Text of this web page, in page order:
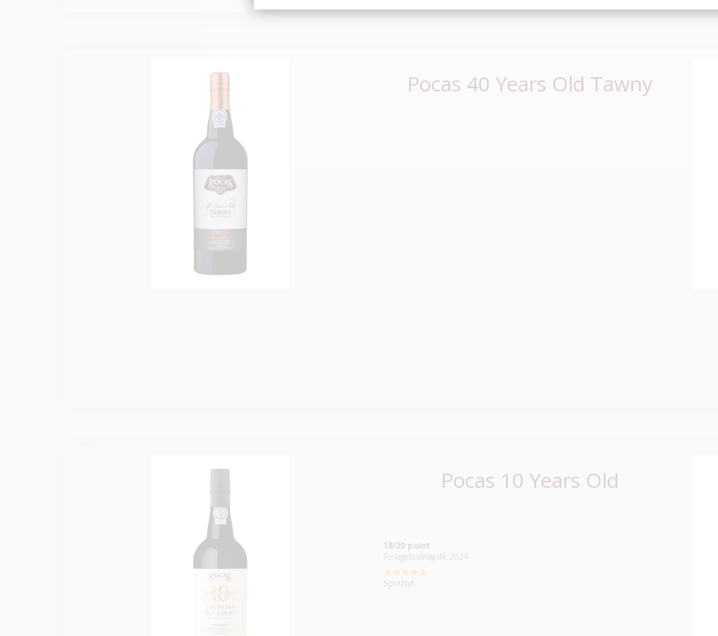
Pocas 40 Years Old Tawny
Pocas 10 Years Old
18/20 point
Forlagets-smag.dk 2024
SpritNyt